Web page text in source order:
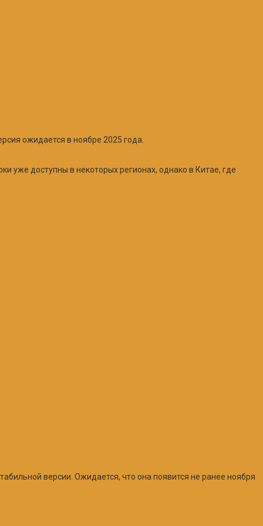
ожидается в ноябре 2025 года.
уже доступны в некоторых регионах, однако в Китае, где
версии. Ожидается, что она появится не ранее ноября